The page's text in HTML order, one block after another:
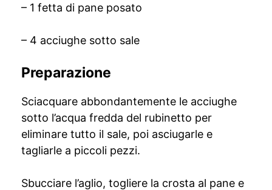
– 1 fetta di pane posato
– 4 acciughe sotto sale
Preparazione
Sciacquare abbondantemente le acciughe
sotto l’acqua fredda del rubinetto per
eliminare tutto il sale, poi asciugarle e
tagliarle a piccoli pezzi.
Sbucciare l’aglio, togliere la crosta al pane e